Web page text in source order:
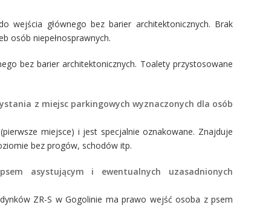
wejścia głównego bez barier architektonicznych. Brak
osób niepełnosprawnych.
bez barier architektonicznych. Toalety przystosowane
z miejsc parkingowych wyznaczonych dla osób
miejsce) i jest specjalnie oznakowane. Znajduje
bez progów, schodów itp.
asystującym i ewentualnych uzasadnionych
ZR-S w Gogolinie ma prawo wejść osoba z psem